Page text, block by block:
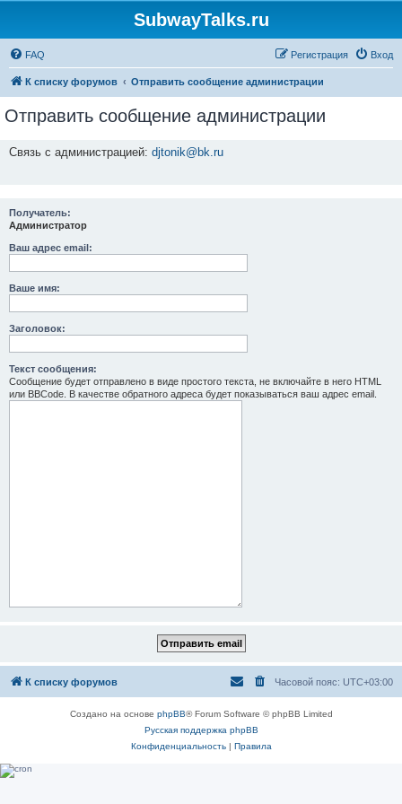
SubwayTalks.ru
FAQ Вход
Регистрация
К списку форумов Отправить сообщение администрации
Отправить сообщение администрации
Связь с администрацией: djtonik@bk.ru
Получатель:
Администратор
Ваш адрес email:
Ваше имя:
Заголовок:
Текст сообщения:
Сообщение будет отправлено в виде простого текста, не включайте в него HTML
или BBCode. В качестве обратного адреса будет показываться ваш адрес email.
К списку форумов Часовой пояс: UTC+03:00
Создано на основе phpBB® Forum Software © phpBB Limited
Русская поддержка phpBB
Конфиденциальность| Правила